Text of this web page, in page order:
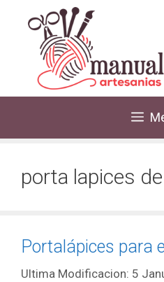
porta lapices
Portalápices para
5